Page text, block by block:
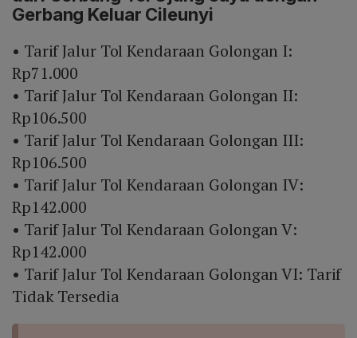
Gerbang Keluar Cileunyi
• Tarif Jalur Tol Kendaraan Golongan I:
Rp71.000
• Tarif Jalur Tol Kendaraan Golongan II:
Rp106.500
• Tarif Jalur Tol Kendaraan Golongan III:
Rp106.500
• Tarif Jalur Tol Kendaraan Golongan IV:
Rp142.000
• Tarif Jalur Tol Kendaraan Golongan V:
Rp142.000
• Tarif Jalur Tol Kendaraan Golongan VI: Tarif
Tidak Tersedia